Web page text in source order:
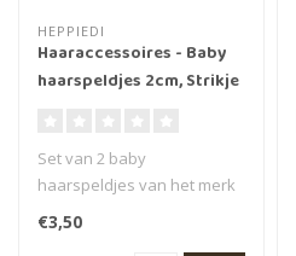
HEPPIEDI
Haaraccessoires - Baby
haarspeldjes 2cm, Strikje
Set van 2 baby
haarspeldjes van het merk
Heppiedi. Deze
haarspeldjes zijn versie..
€3,50